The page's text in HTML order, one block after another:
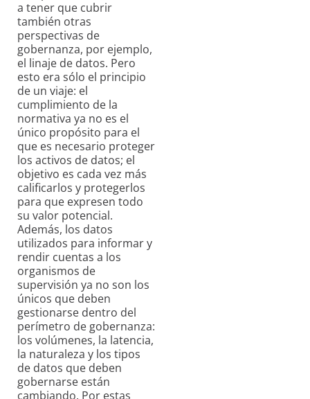
a tener que cubrir
también otras
perspectivas de
gobernanza, por ejemplo,
el linaje de datos. Pero
esto era sólo el principio
de un viaje: el
cumplimiento de la
normativa ya no es el
único propósito para el
que es necesario proteger
los activos de datos; el
objetivo es cada vez más
calificarlos y protegerlos
para que expresen todo
su valor potencial.
Además, los datos
utilizados para informar y
rendir cuentas a los
organismos de
supervisión ya no son los
únicos que deben
gestionarse dentro del
perímetro de gobernanza:
los volúmenes, la latencia,
la naturaleza y los tipos
de datos que deben
gobernarse están
cambiando. Por estas